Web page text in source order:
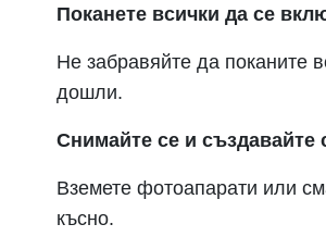
Поканете всички да се
Не забравяйте да поканите
дошли.
Снимайте се и създавайте
Вземете фотоапарати или
късно.